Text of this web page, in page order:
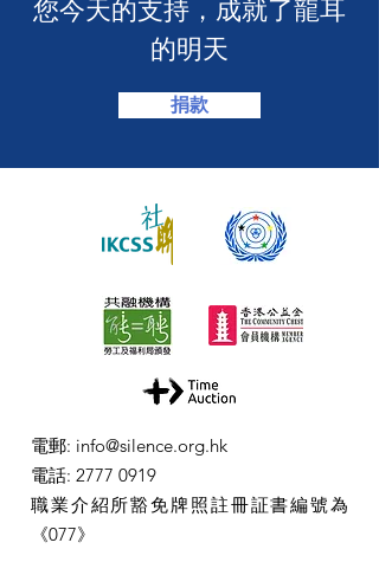
​您今天的支持，成就了龍耳
的明天
捐款
電郵: info@silence.org.hk
電話: 2777 0919
職業介紹所豁免牌照註冊証書編號為
《077》